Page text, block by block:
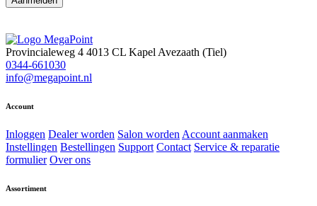
Provincialeweg 4 4013 CL Kapel Avezaath (Tiel)
0344-661030
info@megapoint.nl
Account
Inloggen Dealer worden Salon worden Account aanmaken
Instellingen Bestellingen Support Contact Service & reparatie
formulier Over ons
Assortiment